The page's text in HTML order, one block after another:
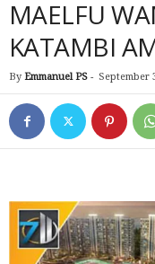
MAELFU
KATAMBI
By Emmanuel PS - September